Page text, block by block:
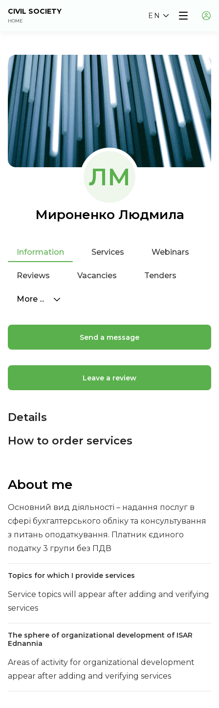
CIVIL SOCIETY
HOME
EN
ЛМ
Мироненко Людмила
Information Services Webinars
Reviews Vacancies Tenders
More ...
About me
Основний вид діяльності – надання послуг в
сфері бухгалтерського обліку та консультування
з питань оподаткування. Платник єдиного
податку 3 групи без ПДВ
Topics for which I provide services
Service topics will appear after adding and verifying
services
The sphere of organizational development of ISAR
Ednannia
Areas of activity for organizational development
appear after adding and verifying services
Send a message
Leave a review
Details
How to order services